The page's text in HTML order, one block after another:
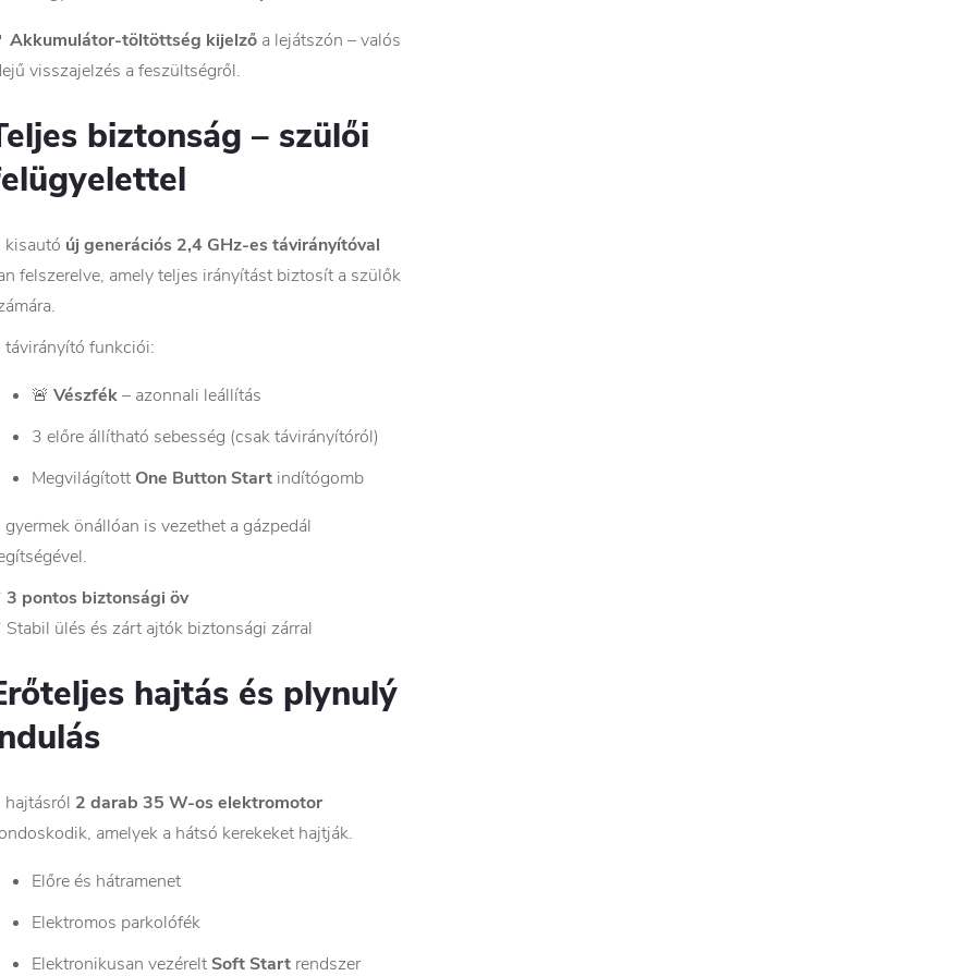
Akkumulátor-töltöttség kijelző a lejátszón – valós
visszajelzés a feszültségről.
biztonság – szülői
kisautó új generációs 2,4 GHz-es távirányítóval
felszerelve, amely teljes irányítást biztosít a szülők
távirányító funkciói:
🚨 Vészfék– azonnali leállítás
3 előre állítható sebesség (csak távirányítóról)
Megvilágított One Button Start indítógomb
önállóan is vezethet a gázpedál
3 pontos biztonsági öv
Stabil ülés és zárt ajtók biztonsági zárral
hajtás és plynulý
hajtásról 2 darab 35 W-os elektromotor
amelyek a hátsó kerekeket hajtják.
Előre és hátramenet
Elektromos parkolófék
Elektronikusan vezérelt Soft Start rendszer